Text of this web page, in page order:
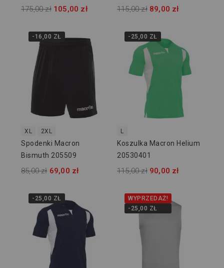
20340201
175,00 zł 105,00 zł
20570401
115,00 zł 89,00 zł
-16,00 ZŁ
XL 2XL
Spodenki Macron
Bismuth 205509
85,00 zł 69,00 zł
-25,00 ZŁ
L
Koszulka Macron Helium
20530401
115,00 zł 90,00 zł
-25,00 ZŁ
WYPRZEDAŻ!
-25,00 ZŁ